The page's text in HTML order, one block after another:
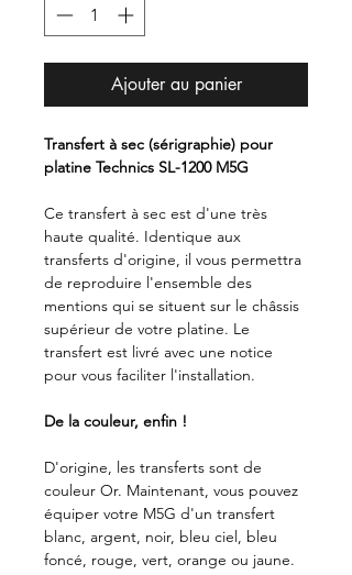
Ajouter au panier
Transfert à sec (sérigraphie) pour
platine Technics SL-1200 M5G
Ce transfert à sec est d'une très
haute qualité. Identique aux
transferts d'origine, il vous permettra
de reproduire l'ensemble des
mentions qui se situent sur le châssis
supérieur de votre platine. Le
transfert est livré avec une notice
pour vous faciliter l'installation.
De la couleur, enfin !
D'origine, les transferts sont de
couleur Or. Maintenant, vous pouvez
équiper votre M5G d'un transfert
blanc, argent, noir, bleu ciel, bleu
foncé, rouge, vert, orange ou jaune.